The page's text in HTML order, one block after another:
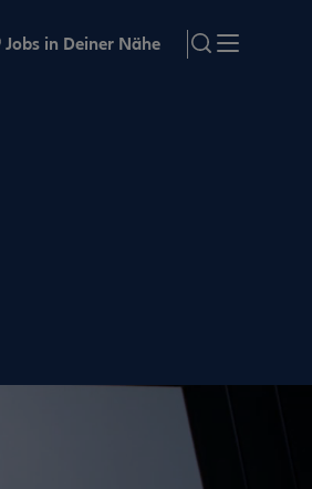
Jobs in Deiner Nähe search